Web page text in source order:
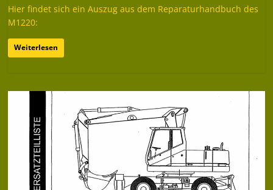
Hier findet sich ein Auszug aus dem Reparaturhandbuch des
M1220:
Weiterlesen